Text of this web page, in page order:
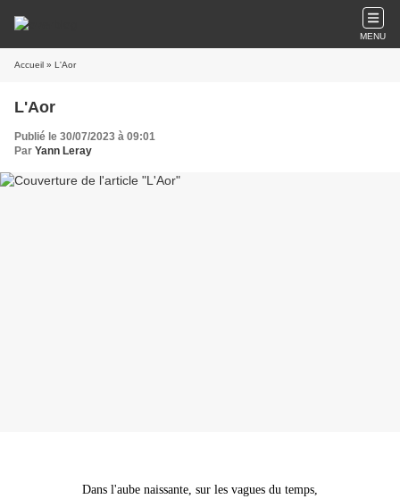
MENU
Accueil » L'Aor
L'Aor
Publié le 30/07/2023 à 09:01
Par Yann Leray
Dans l'aube naissante, sur les vagues du temps,